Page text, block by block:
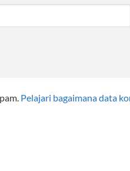
Pelajari bagaimana data